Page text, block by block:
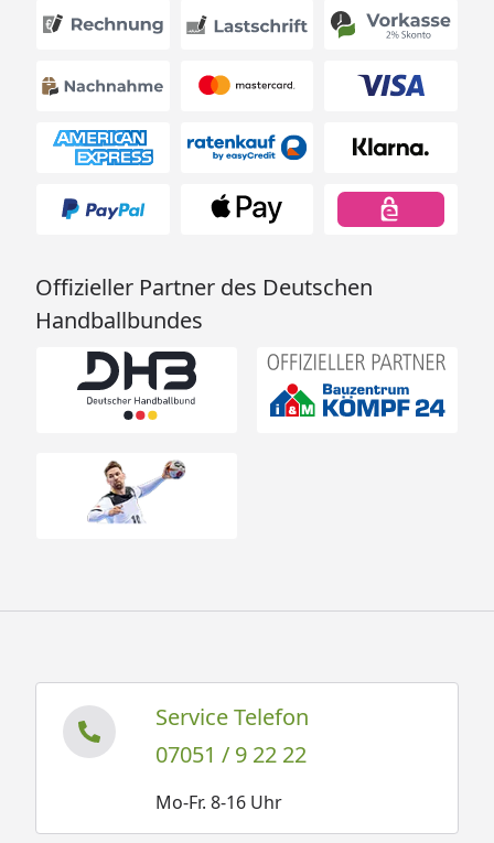
Offizieller Partner des Deutschen
Handballbundes
Service Telefon
07051 / 9 22 22
Mo-Fr. 8-16 Uhr